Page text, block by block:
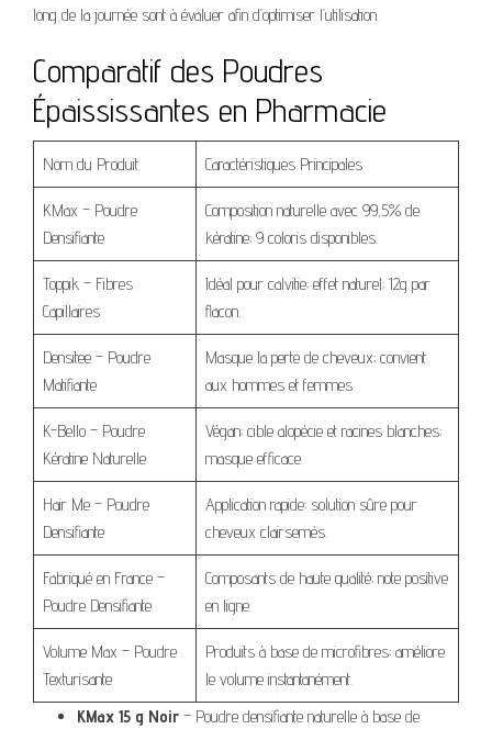
long de la journée sont à évaluer afin d’optimiser l’utilisation.
Comparatif des Poudres
Épaississantes en Pharmacie
Nom du Produit Caractéristiques Principales
KMax – Poudre
Densifiante
Composition naturelle avec 99,5% de
kératine; 9 coloris disponibles.
Toppik – Fibres
Capillaires
Idéal pour calvitie; effet naturel; 12g par
flacon.
Densitee – Poudre
Matifiante
Masque la perte de cheveux; convient
aux hommes et femmes.
K-Bello – Poudre
Kératine Naturelle
Végan; cible alopécie et racines blanches;
masque efficace.
Hair Me – Poudre
Densifiante
Application rapide; solution sûre pour
cheveux clairsemés.
Fabriqué en France –
Poudre Densifiante
Composants de haute qualité; note positive
en ligne.
Volume Max – Poudre
Texturisante
Produits à base de microfibres; améliore
le volume instantanément.
KMax 15 g Noir – Poudre densifiante naturelle à base de